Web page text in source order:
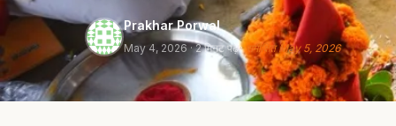
Prakhar Porwal
May 4, 2026 · 2 मिनट पढ़ें · समीक्षित May 5, 2026